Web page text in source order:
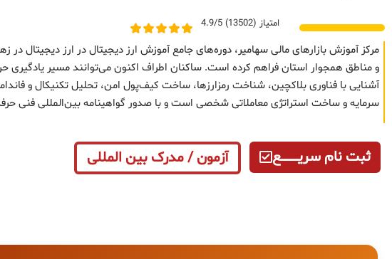
امتیاز (13502) 4.9/5
مرکز آموزش بازارهای مالی سهامیر، دوره‌های جامع آموزش ارز دیجیتال در ارز دیجیتال
و مناطق همجوار استان فراهم کرده است. ساکنان اطراف اکنون می‌توانند مسیر یادگیری
آشنایی با فناوری بلاکچین، شناخت رمزارزها، ساخت کیف‌پول امن، تحلیل تکنیکال و
سرمایه و ساخت استراتژی معاملاتی شخصی است و با صدور گواهینامه بین‌المللی فنی
ثبت نام سریــــــــــــع آزمون / مدرک بین المللی